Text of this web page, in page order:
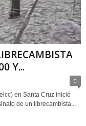
Y...
0
en Santa Cruz inició
de un librecambista...